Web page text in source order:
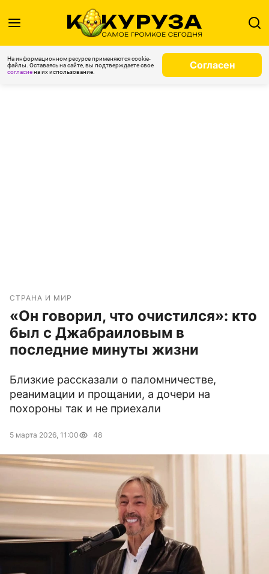
На информационном ресурсе применяются cookie-
файлы. Оставаясь на сайте, вы подтверждаете свое
согласиена их использование.
Согласен
СТРАНА И МИР
«Он говорил, что очистился»: кто
был с Джабраиловым в
последние минуты жизни
Близкие рассказали о паломничестве,
реанимации и прощании, а дочери на
похороны так и не приехали
5 марта 2026, 11:00 48